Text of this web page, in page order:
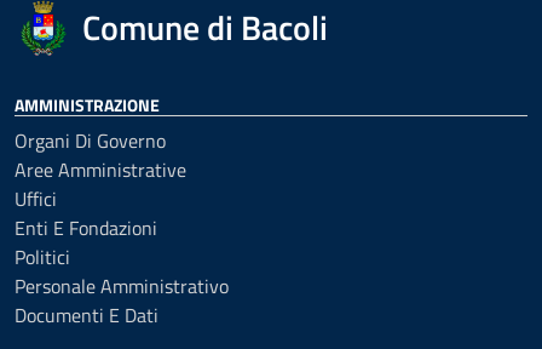
Comune di Bacoli
AMMINISTRAZIONE
Organi Di Governo
Aree Amministrative
Uffici
Enti E Fondazioni
Politici
Personale Amministrativo
Documenti E Dati